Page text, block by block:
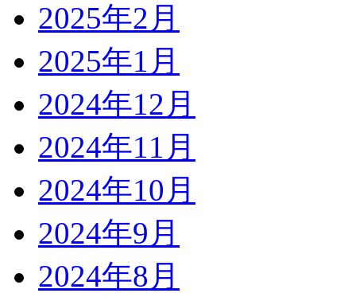
2025年2月
2025年1月
2024年12月
2024年11月
2024年10月
2024年9月
2024年8月